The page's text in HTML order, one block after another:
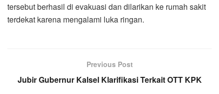
tersebut berhasil di evakuasi dan dilarikan ke rumah sakit
terdekat karena mengalami luka ringan.
Previous Post
Jubir Gubernur Kalsel Klarifikasi Terkait OTT KPK